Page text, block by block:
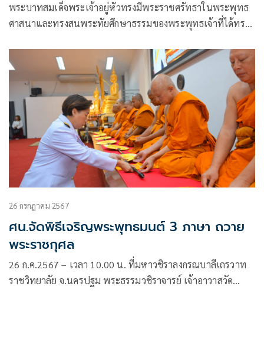
พระบาทสมเด็จพระเจ้าอยู่หัวทรงมีพระราชศรัทธาในพระพุทธ
ศาสนาและทรงสนพระทัยศึกษาธรรมของพระพุทธเจ้าที่ได้ทรง
ประสงค์ส่งเสริมการเรียนการสอนพระบาลีเพื่อให้เข้าถึงพระ
ไตรปิฎก
26 กรกฎาคม 2567
ศน.จัดพิธีเจริญพระพุทธมนต์ 3 ภาษา ถวาย
พระราชกุศล
26 ก.ค.2567 – เวลา 10.00 น. ที่มหาวชิราลงกรณบาลีเถรวาท
ราชวิทยาลัย จ.นครปฐม พระธรรมวชิราจารย์ เจ้าอาวาสวัด